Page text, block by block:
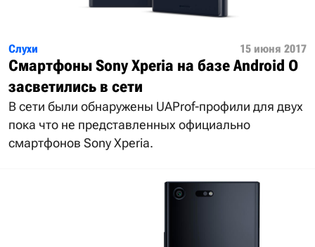
Слухи 15 июня 2017
Смартфоны Sony Xperia на базе Android O
засветились в сети
В сети были обнаружены UAProf-профили для двух
пока что не представленных официально
смартфонов Sony Xperia.